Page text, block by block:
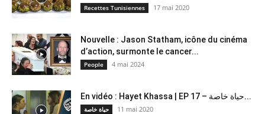
Recettes Tunisiennes 17 mai 2020
Nouvelle : Jason Statham, icône du cinéma
d’action, surmonte le cancer...
People 4 mai 2024
En vidéo : Hayet Khassa | EP 17 – حياة خاصة...
حياة خاصة 11 mai 2020